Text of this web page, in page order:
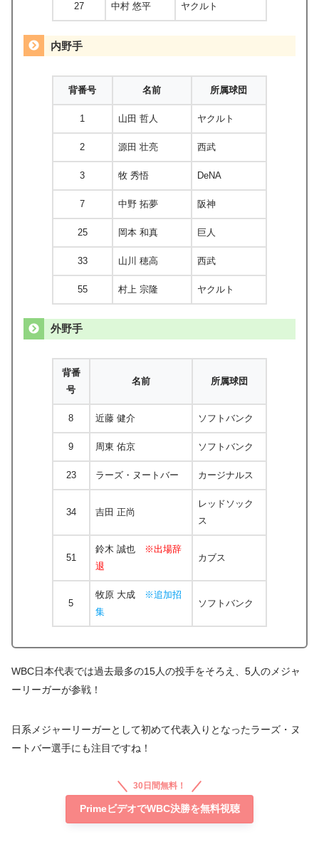
27 中村 悠平 ヤクルト
内野手
背番号 名前 所属球団
1 山田 哲人 ヤクルト
2 源田 壮亮 西武
3 牧 秀悟 DeNA
7 中野 拓夢 阪神
25 岡本 和真 巨人
33 山川 穂高 西武
55 村上 宗隆 ヤクルト
外野手
背番
号
名前 所属球団
8 近藤 健介 ソフトバンク
9 周東 佑京 ソフトバンク
23 ラーズ・ヌートバー カージナルス
34 吉田 正尚
レッドソック
ス
51
鈴木 誠也
※出場辞
退
カブス
5
牧原 大成
※追加招
集
ソフトバンク
WBC日本代表では過去最多の15人の投手をそろえ、5人のメジャ
ーリーガーが参戦！
日系メジャーリーガーとして初めて代表入りとなったラーズ・ヌ
ートバー選手にも注目ですね！
30日間無料！
PrimeビデオでWBC決勝を無料視聴